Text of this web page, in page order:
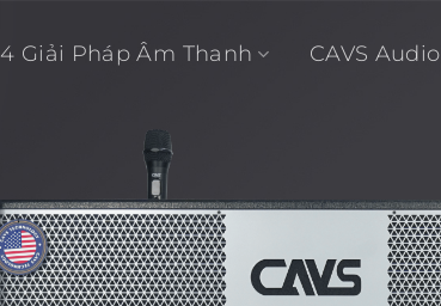
4 Giải Pháp Âm Thanh CAVS Audio